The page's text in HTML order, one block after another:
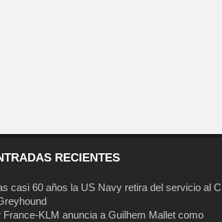
RECIENTES
casi 60 años la US Navy retira del servicio al
France-KLM anuncia a Guilhem Mallet como